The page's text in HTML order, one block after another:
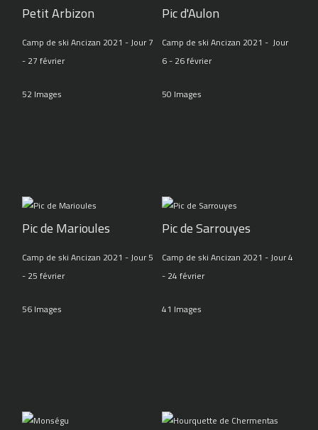
Petit Arbizon
Camp de ski Ancizan 2021 - Jour 7
- 27 février
52 Images
Pic d'Aulon
Camp de ski Ancizan 2021 - Jour
6 - 26 février
50 Images
Pic de Marioules
Camp de ski Ancizan 2021 - Jour 5
- 25 février
56 Images
Pic de Sarrouyes
Camp de ski Ancizan 2021 - Jour 4
- 24 février
41 Images